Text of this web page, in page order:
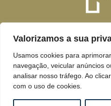
Valorizamos a sua
Usamos cookies para
navegação, veicular anúncios
analisar nosso tráfego. Ao
com o uso de cookies.
REDE